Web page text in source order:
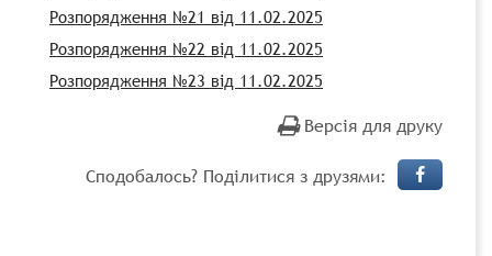
Розпорядження №21 від 11.02.2025
Розпорядження №22 від 11.02.2025
Розпорядження №23 від 11.02.2025
Версія для друку
Сподобалось? Поділитися з друзями: